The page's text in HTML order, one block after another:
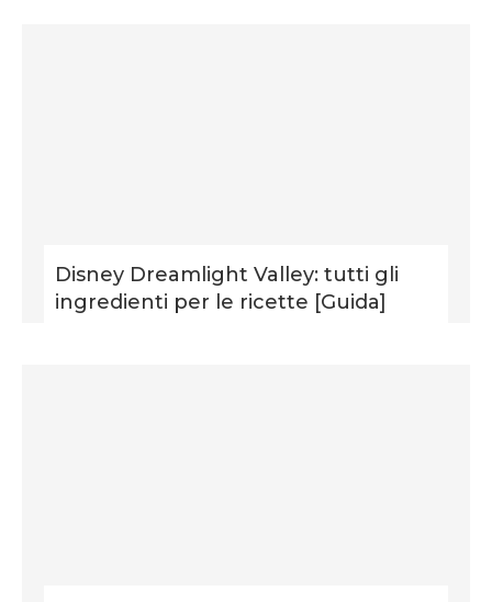
Disney Dreamlight Valley: tutti gli
ingredienti per le ricette [Guida]